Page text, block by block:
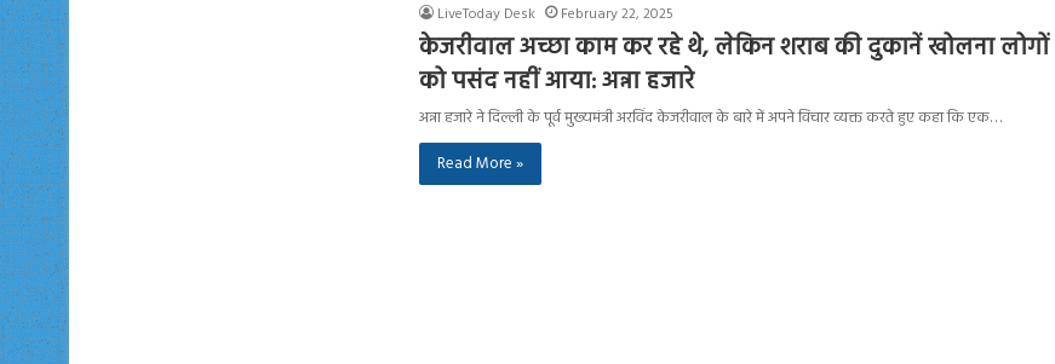
LiveToday Desk
February 22, 2025
केजरीवाल अच्छा काम कर रहे थे, लेकिन शराब की दुकानें खोलना लोगों
को पसंद नहीं आया: अन्ना हजारे
अन्ना हजारे ने दिल्ली के पूर्व मुख्यमंत्री अरविंद केजरीवाल के बारे में अपने विचार व्यक्त करते हुए कहा कि एक…
Read More »